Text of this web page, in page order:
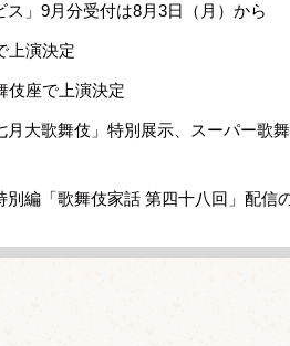
」9月分受付は8月3日（月）から
上演決定
伎座で上演決定
大歌舞伎」特別展示、スーパー歌
編「歌舞伎家話 第四十八回」配信